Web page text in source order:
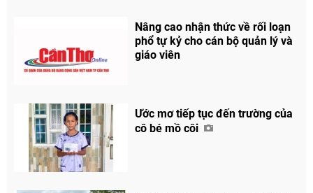
Nâng cao nhận thức về rối loạn
phổ tự kỷ cho cán bộ quản lý và
giáo viên
Ước mơ tiếp tục đến trường của
cô bé mồ côi